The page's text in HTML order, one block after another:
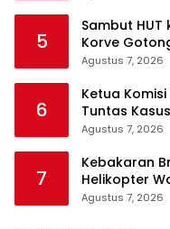
5
Sambut HUT
Korve
Serentak
Agustus 7, 2026
6
Ketua Komisi
Tuntas
Transparan
Agustus 7, 2026
7
Kebakaran
Helikopter
Agustus 7, 2026